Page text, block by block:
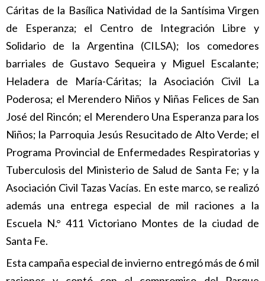
Cáritas de la Basílica Natividad de la Santísima Virgen
de Esperanza; el Centro de Integración Libre y
Solidario de la Argentina (CILSA); los comedores
barriales de Gustavo Sequeira y Miguel Escalante;
Heladera de María-Cáritas; la Asociación Civil La
Poderosa; el Merendero Niños y Niñas Felices de San
José del Rincón; el Merendero Una Esperanza para los
Niños; la Parroquia Jesús Resucitado de Alto Verde; el
Programa Provincial de Enfermedades Respiratorias y
Tuberculosis del Ministerio de Salud de Santa Fe; y la
Asociación Civil Tazas Vacías. En este marco, se realizó
además una entrega especial de mil raciones a la
Escuela N.° 411 Victoriano Montes de la ciudad de
Santa Fe.
Esta campaña especial de invierno entregó más de 6 mil